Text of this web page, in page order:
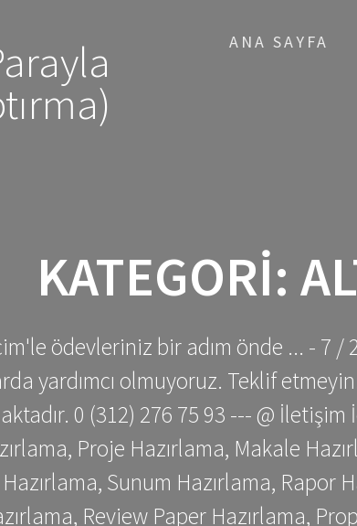
ANA SAYFA
KATEGORI:
ödevleriniz bir adım önde ... - 7
yardımcı olmuyoruz. Teklif
0 (312) 276 75 93 --- @
Proje Hazırlama, Makale
Sunum Hazırlama, Rapor
Review Paper Hazırlama,